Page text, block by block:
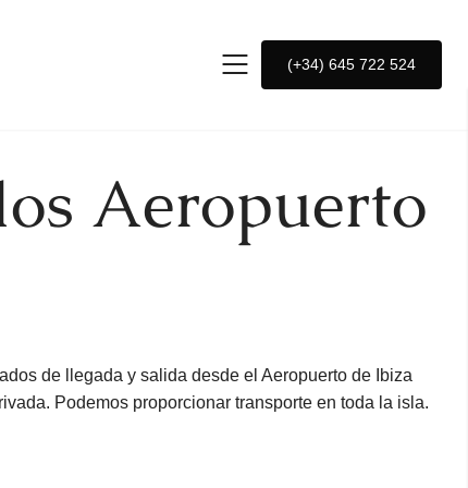
(+34) 645 722 524
Aeropuerto
de llegada y salida desde el Aeropuerto de Ibiza
Podemos proporcionar transporte en toda la isla.